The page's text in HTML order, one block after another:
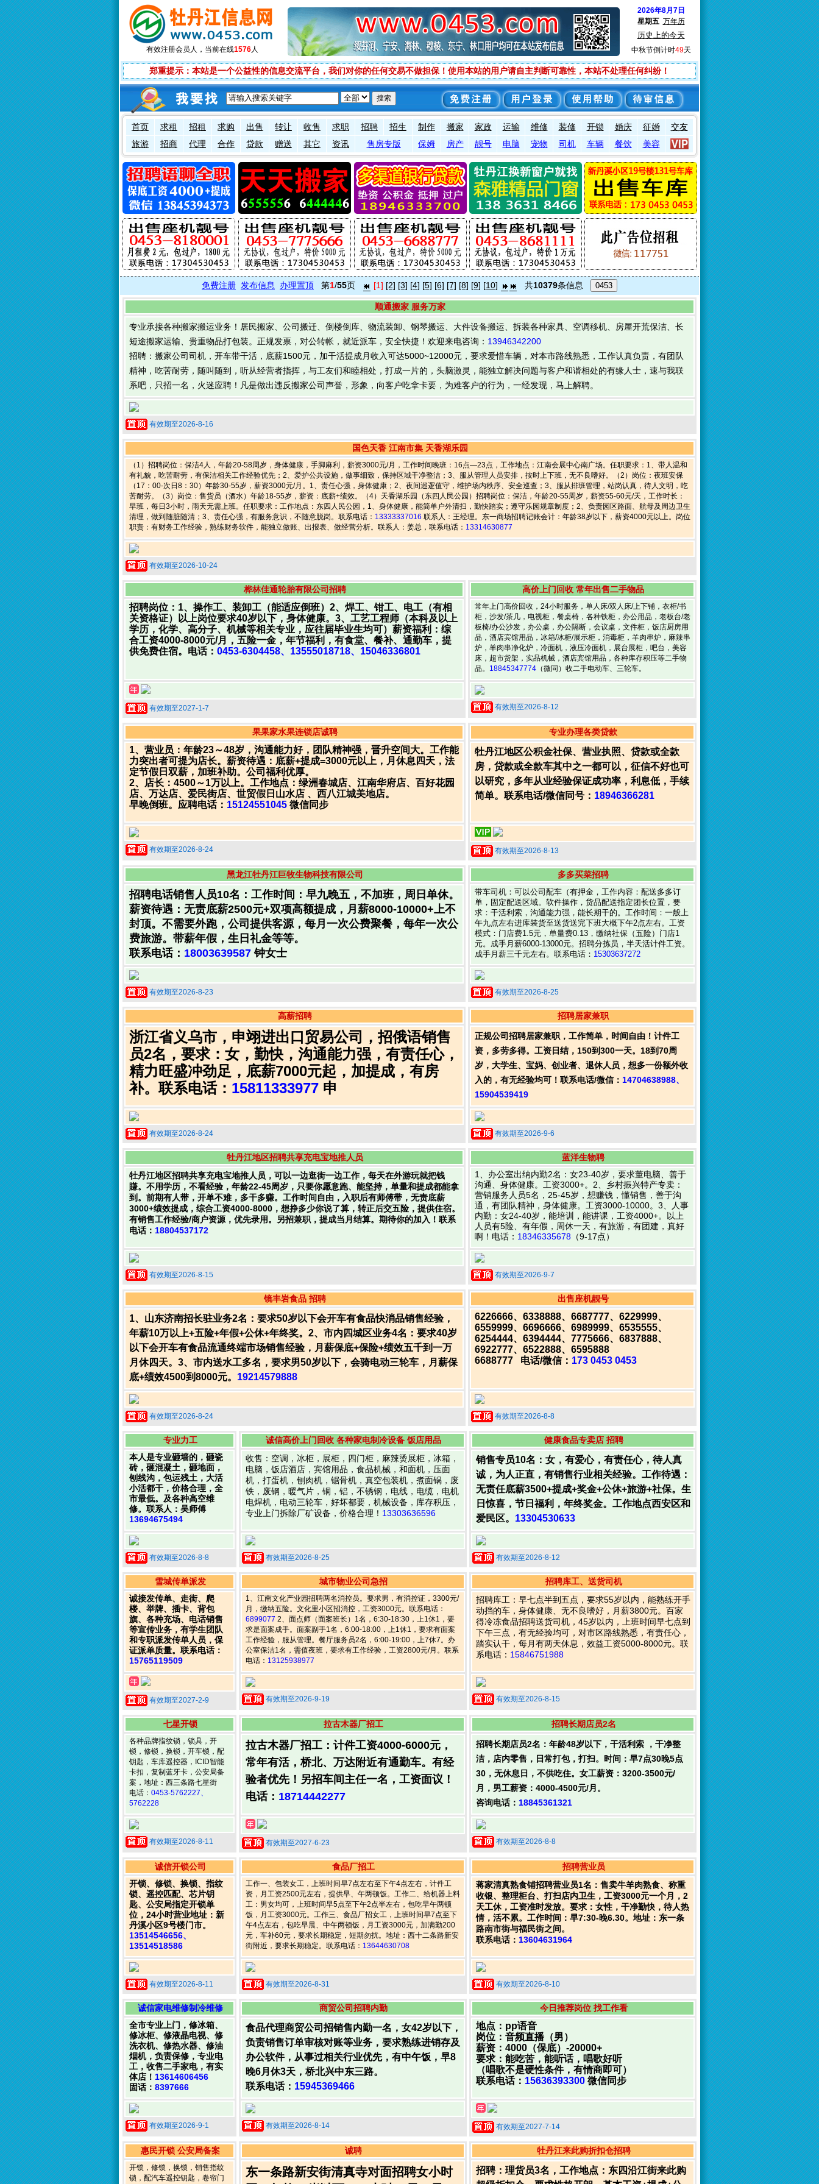
有效注册会员 人，当前在线1576人
2026年8月7日
星期五 万年历
历史上的今天
中秋节倒计时49天
郑重提示：本站是一个公益性的信息交流平台，我们对你的任何交易不做担保！使用本站的用户请自主判断可靠性，本站不处理任何纠纷！
首页 求租 招租 求购 出售 转让 收售 求职 招聘 招生 制作 搬家 家政 运输 维修 装修 开锁 婚庆 征婚
交友
旅游
招商 代理 合作 贷款 赠送 其它 资讯 售房专版 保姆 房产 靓号 电脑 宠物 司机 车辆 餐饮 美容
免费注册 发布信息 办理置顶 第1/55页 [1] [2] [3] [4] [5] [6] [7] [8] [9] [10] 共10379条信息 0453
顺通搬家 服务万家
专业承接各种搬家搬运业务！居民搬家、公司搬迁、倒楼倒库、物流装卸、钢琴搬运、大件设备搬运、拆装各种家具、空调移机、房屋开荒保洁、长
短途搬家运输、贵重物品打包装。正规发票，对公转帐，就近派车，安全快捷！欢迎来电咨询： 13946342200
招聘：搬家公司司机，开车带干活，底薪1500元，加干活提成月收入可达5000~12000元，要求爱惜车辆，对本市路线熟悉，工作认真负责，有团队
精神，吃苦耐劳，随叫随到，听从经营者指挥，与工友们和睦相处，打成一片的，头脑激灵，能独立解决问题与客户和谐相处的有缘人士，速与我联
系吧，只招一名，火迷应聘！凡是做出违反搬家公司声誉，形象，向客户吃拿卡要，为难客户的行为，一经发现，马上解聘。
有效期至2026-8-16
国色天香 江南市集 天香湖乐园
（1）招聘岗位：保洁4人，年龄20-58周岁，身体健康，手脚麻利，薪资3000元/月，工作时间晚班：16点—23点，工作地点：江南会展中心南广场。任职要求：1、带人温和
有礼貌，吃苦耐劳，有保洁相关工作经验优先；2、爱护公共设施，做事细致，保持区域干净整洁；3、服从管理人员安排，按时上下班，无不良嗜好。（2）岗位：夜班安保
（17：00-次日8：30）年龄30-55岁，薪资3000元/月。1、责任心强，身体健康；2、夜间巡逻值守，维护场内秩序、安全巡查；3、服从排班管理，站岗认真，待人文明，吃
苦耐劳。（3）岗位：售货员（酒水）年龄18-55岁，薪资：底薪+绩效。（4）天香湖乐园（东四人民公园）招聘岗位：保洁，年龄20-55周岁，薪资55-60元/天，工作时长：
早班，每日3小时，雨天无需上班。任职要求：工作地点：东四人民公园，1、身体健康，能简单户外清扫，勤快踏实；遵守乐园规章制度；2、负责园区路面、航母及周边卫生
清理，做到随脏随清；3、责任心强，有服务意识，不随意脱岗。联系电话： 13333337016 联系人：王经理。东一商场招聘记账会计：年龄38岁以下，薪资4000元以上。岗位
职责：有财务工作经验，熟练财务软件，能独立做账、出报表、做经营分析。联系人：姜总，联系电话： 13314630877
有效期至2026-10-24
桦林佳通轮胎有限公司招聘
招聘岗位：1、操作工、装卸工（能适应倒班）2、焊工、钳工、电工（有相
关资格证）以上岗位要求40岁以下，身体健康。3、工艺工程师（本科及以上
学历，化学、高分子、机械等相关专业，应往届毕业生均可）薪资福利：综
合工资4000-8000元/月，五险一金，年节福利，有食堂、餐补、通勤车，提
供免费住宿。电话： 0453-6304458、13555018718、15046336801
有效期至2027-1-7
高价上门回收 常年出售二手物品
常年上门高价回收，24小时服务，单人床/双人床/上下铺，衣柜/书
柜，沙发/茶几，电视柜，餐桌椅，各种铁柜，办公用品，老板台/老
板椅/办公沙发，办公桌，办公隔断，会议桌，文件柜，饭店厨房用
品，酒店宾馆用品，冰箱/冰柜/展示柜，消毒柜，羊肉串炉，麻辣串
炉，羊肉串净化炉，冷面机，液压冷面机，展台展柜，吧台，美容
床，超市货架，实品机械，酒店宾馆用品，各种库存积压等二手物
品。 18845347774 （微同）收二手电动车、三轮车。
有效期至2026-8-12
果果家水果连锁店诚聘
1、营业员：年龄23～48岁，沟通能力好，团队精神强，晋升空间大。工作能
力突出者可提为店长。薪资待遇：底薪+提成=3000元以上，月休息四天，法
定节假日双薪，加班补助。公司福利优厚。
2、店长：4500～1万以上。工作地点：绿洲春城店、江南华府店、百好花园
店、万达店、爱民街店、世贸假日山水店 、西八江城美地店。
早晚倒班。应聘电话： 15124551045 微信同步
有效期至2026-8-24
专业办理各类贷款
牡丹江地区公积金社保、营业执照、贷款或全款
房，贷款或全款车其中之一都可以，征信不好也可
以研究，多年从业经验保证成功率，利息低，手续
简单。联系电话/微信同号： 18946366281
有效期至2026-8-13
黑龙江牡丹江巨牧生物科技有限公司
招聘电话销售人员10名：工作时间：早九晚五，不加班，周日单休。
薪资待遇：无责底薪2500元+双项高额提成，月薪8000-10000+上不
封顶。不需要外跑，公司提供客源，每月一次公费聚餐，每年一次公
费旅游。带薪年假，生日礼金等等。
联系电话： 18003639587 钟女士
有效期至2026-8-23
多多买菜招聘
带车司机：可以公司配车（有押金，工作内容：配送多多订
单，固定配送区域。软件操作，货品配送指定团长位置，要
求：干活利索，沟通能力强，能长期干的。工作时间：一般上
午九点左右进库装货至送货送完下班大概下午2点左右。工资
模式：门店费1.5元，单量费0.13，缴纳社保（五险）门店1
元。成手月薪6000-13000元。招聘分拣员，半天活计件工资。
成手月薪三千元左右。联系电话： 15303637272
有效期至2026-8-25
高薪招聘
浙江省义乌市，申翊进出口贸易公司，招俄语销售
员2名，要求：女，勤快，沟通能力强，有责任心，
精力旺盛冲劲足，底薪7000元起，加提成，有房
补。联系电话： 15811333977 申
有效期至2026-8-24
招聘居家兼职
正规公司招聘居家兼职，工作简单，时间自由！计件工
资，多劳多得。工资日结，150到300一天。18到70周
岁，大学生、宝妈、创业者、退休人员，想多一份额外收
入的，有无经验均可！联系电话/微信： 14704638988、
15904539419
有效期至2026-9-6
牡丹江地区招聘共享充电宝地推人员
牡丹江地区招聘共享充电宝地推人员，可以一边逛街一边工作，每天在外游玩就把钱
賺。不用学历，不看经验，年龄22-45周岁，只要你愿意跑、能坚持，单量和提成都能拿
到。前期有人带，开单不难，多干多赚。工作时间自由，入职后有师傅带，无责底薪
3000+绩效提成，综合工资4000-8000，想挣多少你说了算，转正后交五险，提供住宿。
有销售工作经验/商户资源，优先录用。另招兼职，提成当月结算。期待你的加入！联系
电话： 18804537172
有效期至2026-8-15
蓝洋生物聘
1、办公室出纳内勤2名：女23-40岁，要求董电脑、善于
沟通、身体健康。工资3000+。2、乡村振兴特产专卖：
营销服务人员5名，25-45岁，想赚钱，懂销售，善于沟
通，有团队精神，身体健康。工资3000-10000。3、人事
内勤：女24-40岁，能培训，能讲课，工资4000+。以上
人员有5险、有年假，周休一天，有旅游，有团建，真好
啊！电话： 18346335678 （9-17点）
有效期至2026-9-7
镜丰岩食品 招聘
1、山东济南招长驻业务2名：要求50岁以下会开车有食品快消品销售经验，
年薪10万以上+五险+年假+公休+年终奖。2、市内四城区业务4名：要求40岁
以下会开车有食品流通终端市场销售经验，月薪保底+保险+绩效五千到一万
月休四天。3、市内送水工多名，要求男50岁以下，会骑电动三轮车，月薪保
底+绩效4500到8000元。 19214579888
有效期至2026-8-24
出售座机靓号
6226666、6338888、6687777、6229999、
6559999、6696666、6989999、6535555、
6254444、6394444、7775666、6837888、
6922777、6522888、6595888
6688777 电话/微信： 173 0453 0453
有效期至2026-8-8
专业力工
本人是专业砸墙的，砸瓷
砖，砸混凝土，砸地面，
刨线沟，包运残土，大活
小活都干，价格合理，全
市最低。及各种高空维
修。联系人：吴师傅
13694675494
有效期至2026-8-8
诚信高价上门回收 各种家电制冷设备 饭店用品
收售：空调，冰柜，展柜，四门柜，麻辣烫展柜，冰箱，
电脑，饭店酒店，宾馆用品，食品机械，和面机，压面
机，打蛋机，刨肉机，锯骨机，真空包装机，煮面锅，废
铁，废钢，暖气片，铜，铝，不锈钢，电线，电缆，电机
电焊机，电动三轮车，好坏都要，机械设备，库存积压，
专业上门拆除厂矿设备，价格合理！ 13303636596
有效期至2026-8-25
健康食品专卖店 招聘
销售专员10名：女，有爱心，有责任心，待人真
诚，为人正直，有销售行业相关经验。工作待遇：
无责任底薪3500+提成+奖金+公休+旅游+社保。生
日惊喜，节日福利，年终奖金。工作地点西安区和
爱民区。 13304530633
有效期至2026-8-12
雪城传单派发
诚接发传单、走街、爬
楼、举牌、插卡、背包
旗、各种充场、电话销售
等宣传业务，有学生团队
和专职派发传单人员，保
证派单质量。联系电话：
15765119509
有效期至2027-2-9
城市物业公司急招
1、江南文化产业园招聘两名消控员。要求男，有消控证，3300元/
月，缴纳五险。文化里小区招消控，工资3000元。联系电话：
6899077 2、面点师（面案班长）1名，6:30-18:30，上1休1，要
求是面案成手。面案副手1名，6:00-18:00，上1休1，要求有面案
工作经验，服从管理。餐厅服务员2名，6:00-19:00，上7休7。办
公室保洁1名，需值夜班，要求有工作经验，工资2800元/月。联系
电话： 13125938977
有效期至2026-9-19
招聘库工、送货司机
招聘库工：早七点半到五点，要求55岁以内，能熟练开手
动挡的车，身体健康、无不良嗜好，月薪3800元。百家
得冷冻食品招聘送货司机，45岁以内，上班时间早七点到
下午三点，有无经验均可，对市区路线熟悉，有责任心，
踏实认干，每月有两天休息，效益工资5000-8000元。联
系电话： 15846751988
有效期至2026-8-15
七星开锁
各种品牌指纹锁，锁具，开
锁，修锁，换锁，开车锁，配
钥匙，车库遥控器，ICID智能
卡扣，复制蓝牙卡，公安局备
案，地址：西三条路七星街
电话： 0453-5762227、
5762228
有效期至2026-8-11
拉古木器厂招工
拉古木器厂招工：计件工资4000-6000元，
常年有活，桥北、万达附近有通勤车。有经
验者优先！另招车间主任一名，工资面议！
电话： 18714442277
有效期至2027-6-23
招聘长期店员2名
招聘长期店员2名：年龄48岁以下，干活利索 ，干净整
洁，店内零售，日常打包，打扫。时间：早7点30晚5点
30，无休息日，不供吃住。女工薪资：3200-3500元/
月，男工薪资：4000-4500元/月。
咨询电话： 18845361321
有效期至2026-8-8
诚信开锁公司
开锁、修锁、换锁、指纹
锁、遥控匹配、芯片钥
匙、公安局指定开锁单
位，24小时营业地址：新
丹溪小区9号楼门市。
13514546656、
13514518586
有效期至2026-8-11
食品厂招工
工作一、包装女工，上班时间早7点左右至下午4点左右，计件工
资，月工资2500元左右，提供早、午两顿饭。工作二、给机器上料
工：男女均可，上班时间早5点至下午2点半左右，包吃早午两顿
饭，月工资3000元。工作三、食品厂招女工，上班时间早7点至下
午4点左右，包吃早晨、中午两顿饭，月工资3000元，加满勤200
元，车补60元，要求长期稳定，短期勿扰。地址：西十二条路新安
街附近，要求长期稳定。联系电话： 13644630708
有效期至2026-8-31
招聘营业员
蒋家清真熟食铺招聘营业员1名：售卖牛羊肉熟食、称重
收银、整理柜台、打扫店内卫生，工资3000元一个月，2
天工休，工资准时发放。要求：女性，干净勤快，待人热
情，活不累。工作时间：早7:30-晚6.30。地址：东一条
路南市街与福民街之间。
联系电话： 13604631964
有效期至2026-8-10
诚信家电维修制冷维修
全市专业上门，修冰箱、
修冰柜、修液晶电视、修
洗衣机、修热水器、修油
烟机，负责保修，专业电
工，收售二手家电，有实
体店！ 13614606456
固话： 8397666
有效期至2026-9-1
商贸公司招聘内勤
食品代理商贸公司招销售内勤一名，女42岁以下，
负责销售订单审核对账等业务，要求熟练进销存及
办公软件，从事过相关行业优先，有中午饭，早8
晚6月休3天，桥北兴中东三路。
联系电话： 15945369466
有效期至2026-8-14
今日推荐岗位 找工作看
地点：pp语音
岗位：音频直播（男）
薪资：4000（保底）-20000+
要求：能吃苦，能听话，唱歌好听
（唱歌不是硬性条件，有情商即可）
联系电话： 15636393300 微信同步
有效期至2027-7-14
惠民开锁 公安局备案
开锁，修锁，换锁，销售指纹
锁，配汽车遥控钥匙，卷帘门
诚聘
东一条路新安街清真寺对面招聘女小时
牡丹江来此购折扣仓招聘
招聘：理货员3名，工作地点：东四沿江街来此购